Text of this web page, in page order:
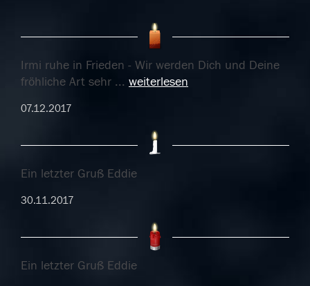
Irmi ruhe in Frieden - Wir werden Dich und Deine
fröhliche Art sehr ... weiterlesen
07.12.2017
Ein letzter Gruß Eddie
30.11.2017
Ein letzter Gruß Eddie